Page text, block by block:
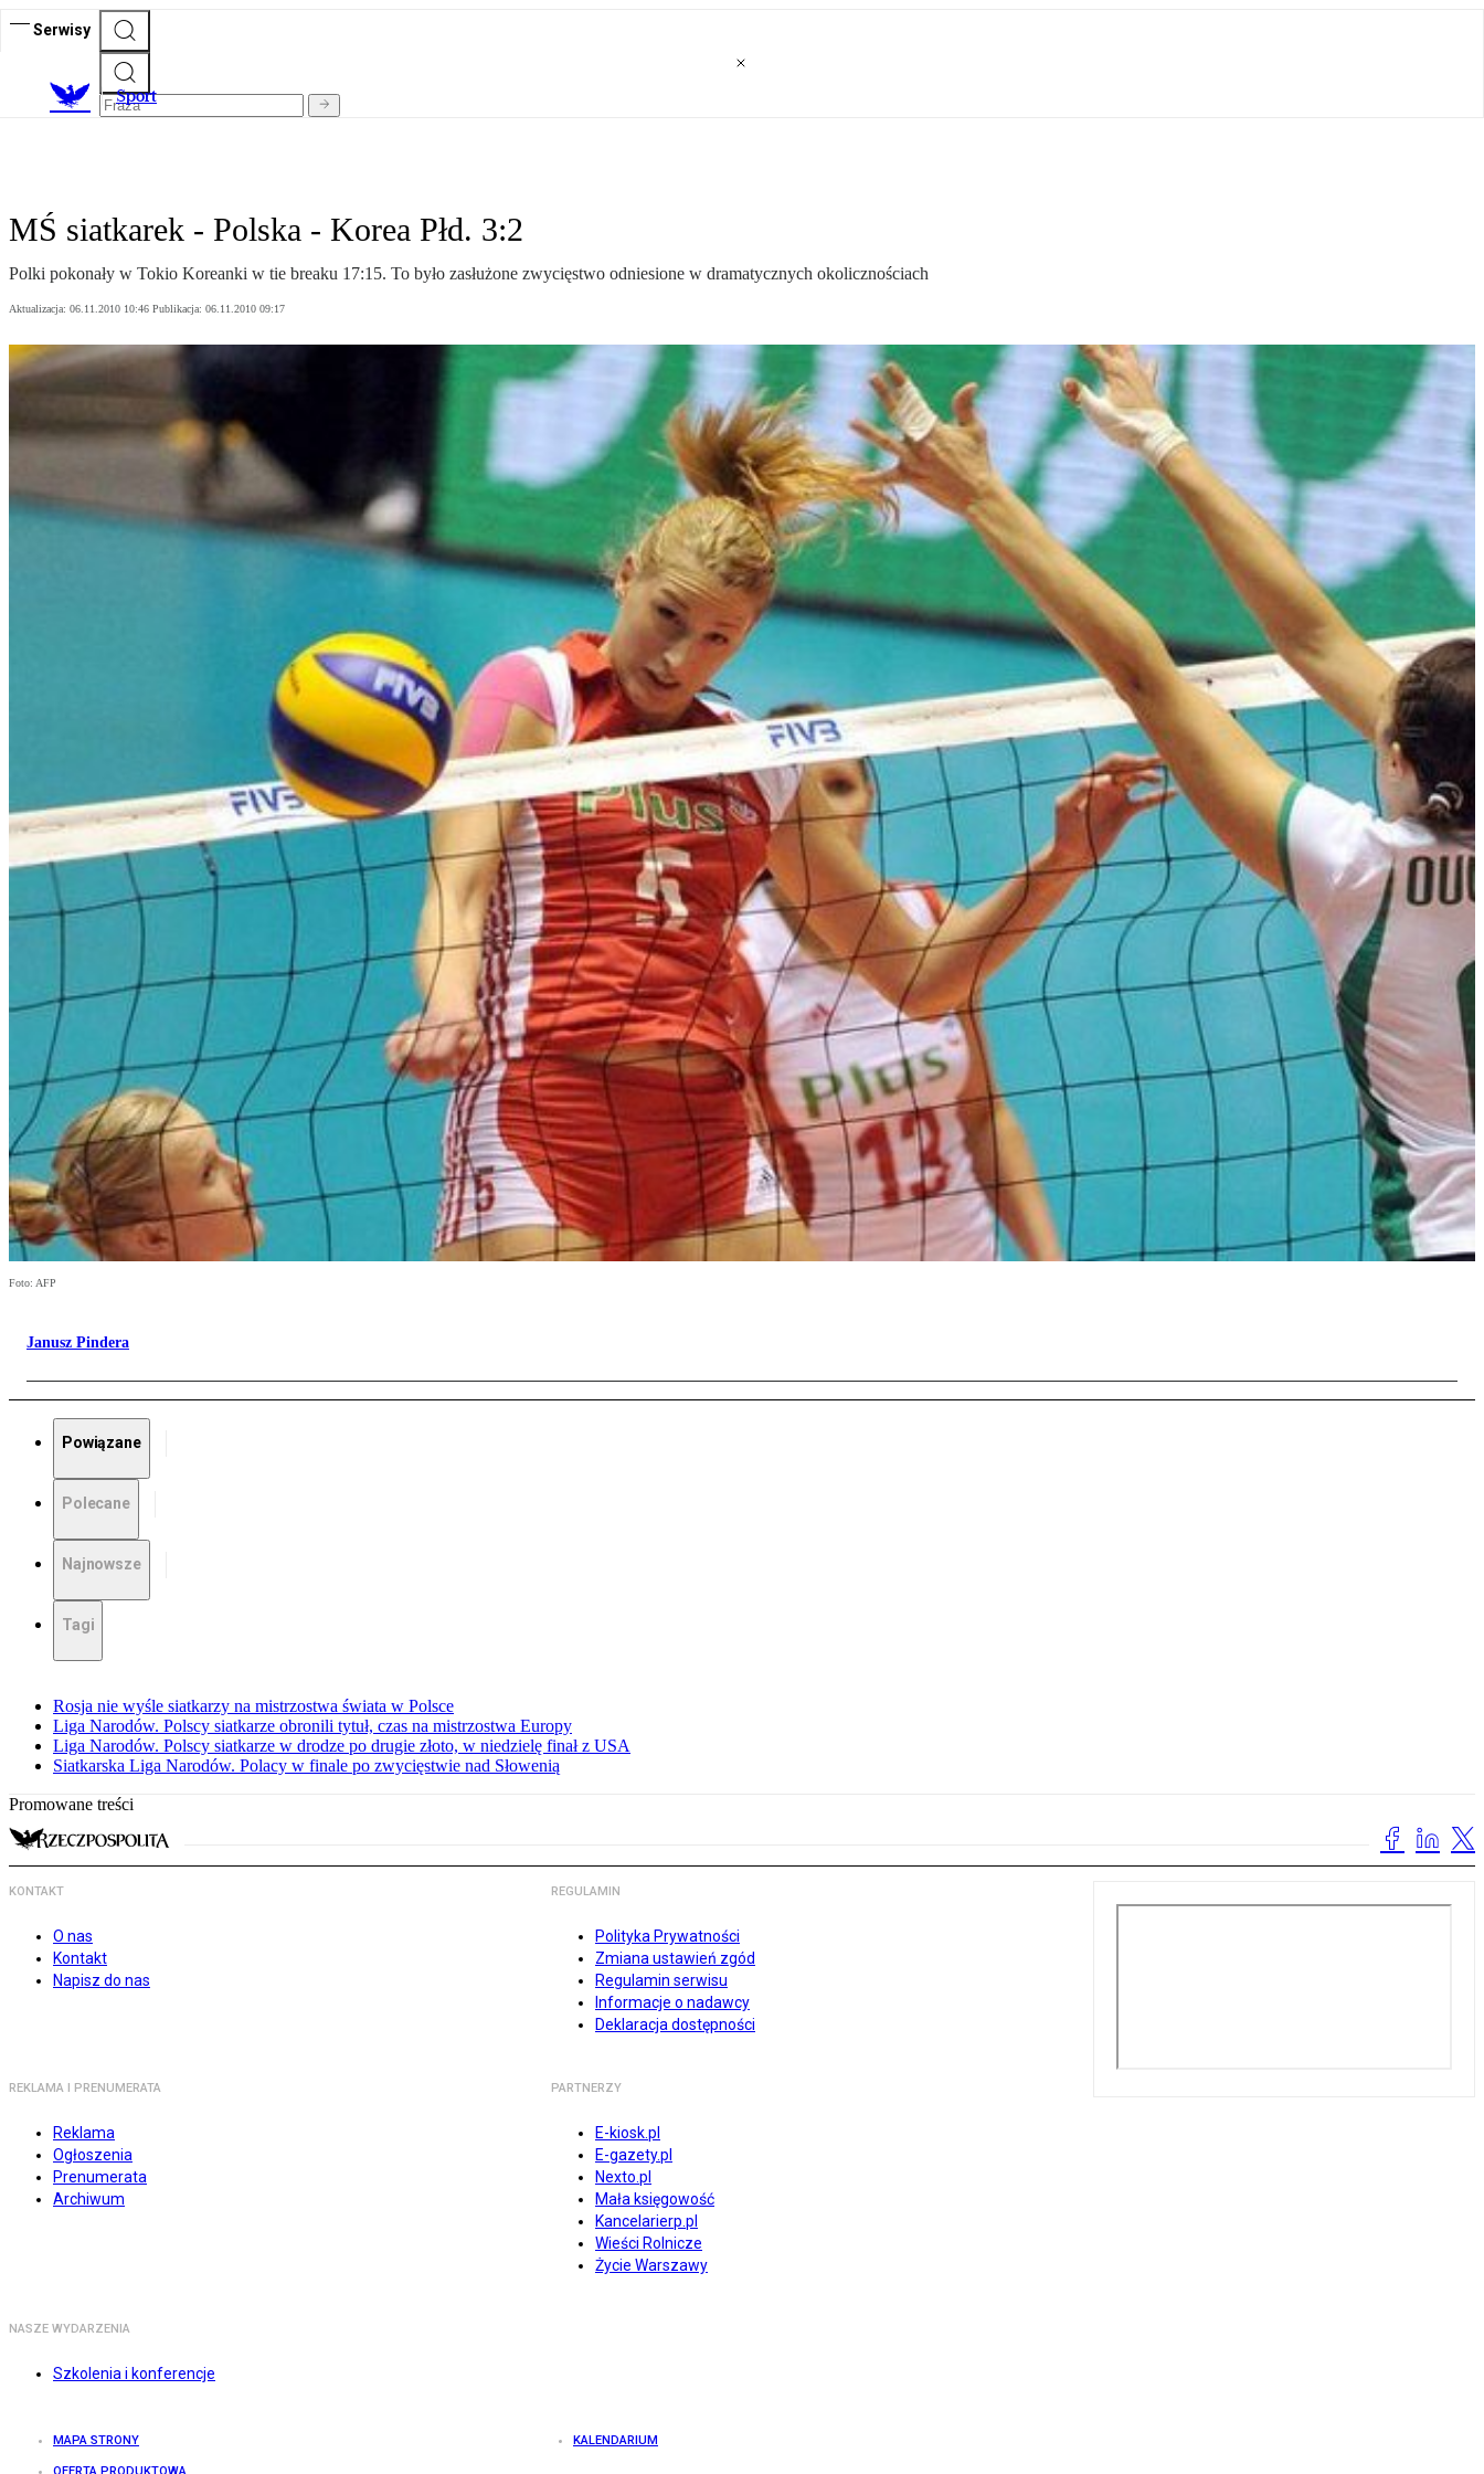
Serwisy
Sport
MŚ siatkarek - Polska - Korea Płd. 3:2
Polki pokonały w Tokio Koreanki w tie breaku 17:15. To było zasłużone zwycięstwo odniesione w dramatycznych okolicznościach
Aktualizacja: 06.11.2010 10:46 Publikacja: 06.11.2010 09:17
Foto: AFP
Janusz Pindera
Powiązane
Polecane
Najnowsze
Tagi
Rosja nie wyśle siatkarzy na mistrzostwa świata w Polsce
Liga Narodów. Polscy siatkarze obronili tytuł, czas na mistrzostwa Europy
Liga Narodów. Polscy siatkarze w drodze po drugie złoto, w niedzielę finał z USA
Siatkarska Liga Narodów. Polacy w finale po zwycięstwie nad Słowenią
Promowane treści
KONTAKT
O nas
Kontakt
Napisz do nas
REGULAMIN
Polityka Prywatności
Zmiana ustawień zgód
Regulamin serwisu
Informacje o nadawcy
Deklaracja dostępności
REKLAMA I PRENUMERATA
Reklama
Ogłoszenia
Prenumerata
Archiwum
PARTNERZY
E-kiosk.pl
E-gazety.pl
Nexto.pl
Mała księgowość
Kancelarierp.pl
Wieści Rolnicze
Życie Warszawy
NASZE WYDARZENIA
Szkolenia i konferencje
MAPA STRONY KALENDARIUM